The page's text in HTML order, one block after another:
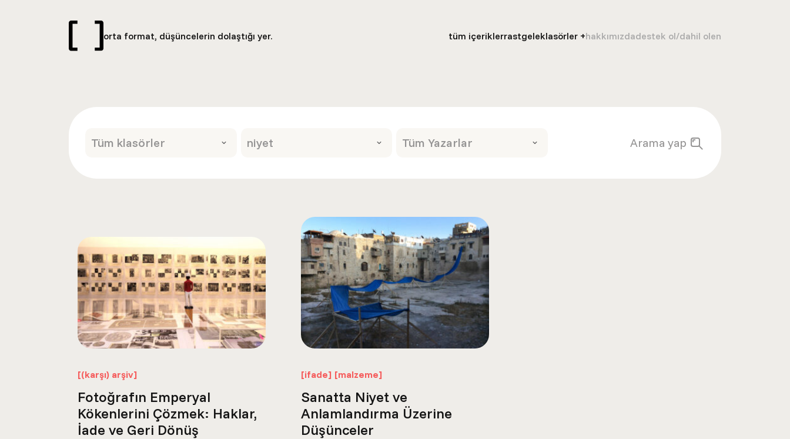
orta format, düşüncelerin dolaştığı yer. tüm içeriklerrastgeleklasörler hakkımızdadestek ol/dahil olen
Arama yap
[(karşı) arşiv]
Fotoğrafın Emperyal
Kökenlerini Çözmek: Haklar,
İade ve Geri Dönüş
[ifade] [malzeme]
Sanatta Niyet ve
Anlamlandırma Üzerine
Düşünceler